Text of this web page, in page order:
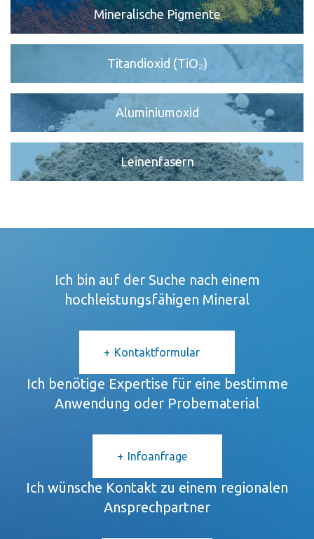
Mineralische Pigmente
Titandioxid (TiO₂)
Aluminiumoxid
Leinenfasern
Ich bin auf der Suche nach einem
hochleistungsfähigen Mineral
Kontaktformular
Ich benötige Expertise für eine bestimme
Anwendung oder Probematerial
Infoanfrage
Ich wünsche Kontakt zu einem regionalen
Ansprechpartner